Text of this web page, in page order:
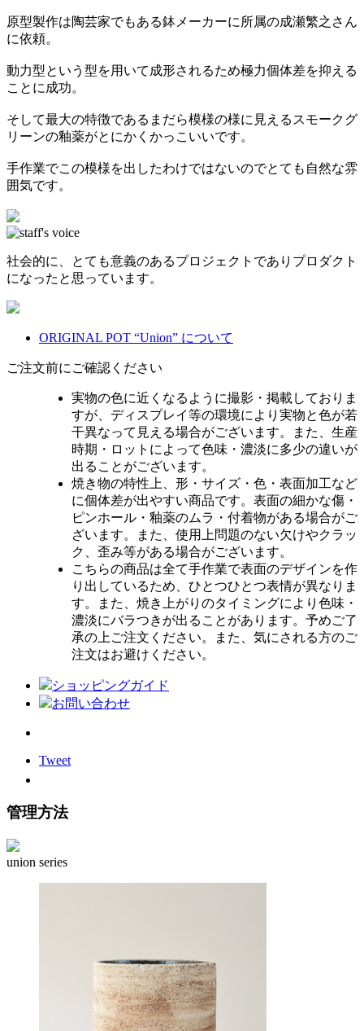
原型製作は陶芸家でもある鉢メーカーに所属の成瀬繁之さん
に依頼。
動力型という型を用いて成形されるため極力個体差を抑える
ことに成功。
そして最大の特徴であるまだら模様の様に見えるスモークグ
リーンの釉薬がとにかくかっこいいです。
手作業でこの模様を出したわけではないのでとても自然な雰
囲気です。
社会的に、とても意義のあるプロジェクトでありプロダクト
になったと思っています。
ORIGINAL POT “Union” について
ご注文前にご確認ください
実物の色に近くなるように撮影・掲載しておりま
すが、ディスプレイ等の環境により実物と色が若
干異なって見える場合がございます。また、生産
時期・ロットによって色味・濃淡に多少の違いが
出ることがございます。
焼き物の特性上、形・サイズ・色・表面加工など
に個体差が出やすい商品です。表面の細かな傷・
ピンホール・釉薬のムラ・付着物がある場合がご
ざいます。また、使用上問題のない欠けやクラッ
ク、歪み等がある場合がございます。
こちらの商品は全て手作業で表面のデザインを作
り出しているため、ひとつひとつ表情が異なりま
す。また、焼き上がりのタイミングにより色味・
濃淡にバラつきが出ることがあります。予めご了
承の上ご注文ください。また、気にされる方のご
注文はお避けください。
ショッピングガイド
お問い合わせ
Tweet
管理方法
union series